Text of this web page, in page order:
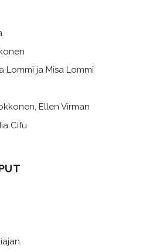
Lommi ja Misa Lommi
Ellen Virman
Cifu